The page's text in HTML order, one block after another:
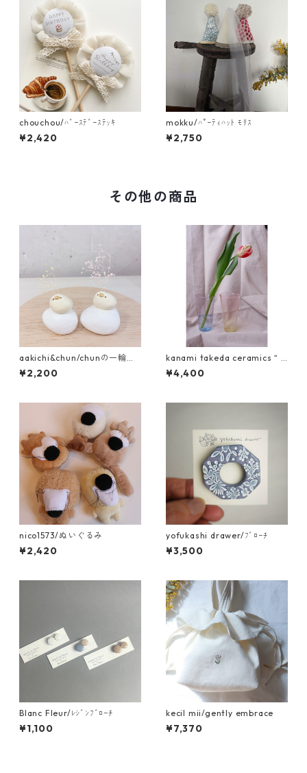
chouchou/ﾊﾞｰｽﾃﾞｰｽﾃｯｷ
¥2,420
mokku/ﾊﾟｰﾃｨﾊｯﾄ ﾓﾘｽ
¥2,750
その他の商品
aakichi&chun/chunの一輪挿
し 乗っかりたまご
¥2,200
kanami takeda ceramics “ g
lass ”
¥4,400
nico1573/ぬいぐるみ
¥2,420
yofukashi drawer/ﾌﾞﾛｰﾁ
¥3,500
Blanc Fleur/ﾚｼﾞﾝﾌﾞﾛｰﾁ
¥1,100
kecil mii/gently embrace
¥7,370